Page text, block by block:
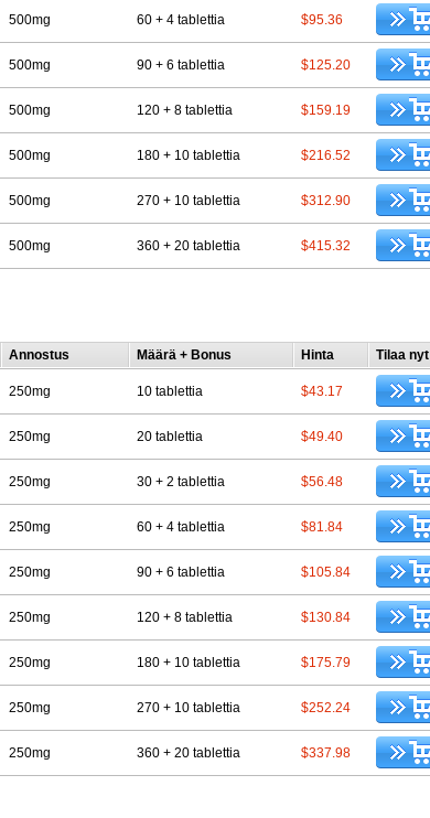
500mg 60 + 4 tablettia $95.36
500mg 90 + 6 tablettia $125.20
500mg 120 + 8 tablettia $159.19
500mg 180 + 10 tablettia $216.52
500mg 270 + 10 tablettia $312.90
500mg 360 + 20 tablettia $415.32
Annostus Määrä + Bonus Hinta Tilaa nyt
250mg 10 tablettia $43.17
250mg 20 tablettia $49.40
250mg 30 + 2 tablettia $56.48
250mg 60 + 4 tablettia $81.84
250mg 90 + 6 tablettia $105.84
250mg 120 + 8 tablettia $130.84
250mg 180 + 10 tablettia $175.79
250mg 270 + 10 tablettia $252.24
250mg 360 + 20 tablettia $337.98